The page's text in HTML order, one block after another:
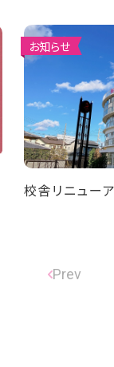
お知らせ
校舎リニュー
Prev